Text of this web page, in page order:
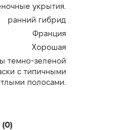
укрытия.
ранний гибрид
Франция
Хорошая
темно-зеленой
с типичными
полосами.
(0)